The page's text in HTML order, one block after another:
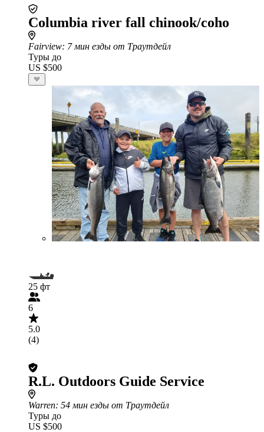
Columbia river fall chinook/coho
Fairview: 7 мин езды от Траутдейл
Туры до
US $500
25 фт
6
5.0
(4)
R.L. Outdoors Guide Service
Warren: 54 мин езды от Траутдейл
Туры до
US $500